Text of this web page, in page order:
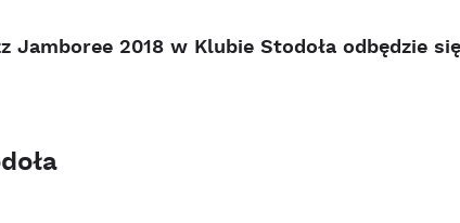
Jamboree 2018 w Klubie Stodoła odbędzie